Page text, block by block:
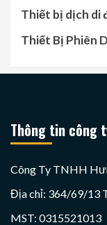
Thiết bị dịch di
Thiết Bị Phiên
Thông tin công
Công Ty TNHH
Địa chỉ: 364/69/13
MST: 0315521013